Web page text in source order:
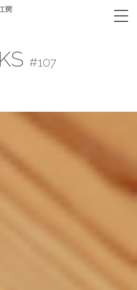
#107